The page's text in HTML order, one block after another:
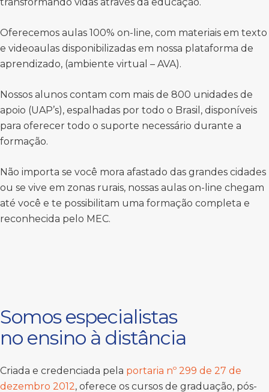
Oferecemos aulas 100% on-line, com materiais em texto
e videoaulas disponibilizadas em nossa plataforma de
aprendizado, (ambiente virtual – AVA).
Nossos alunos contam com mais de 800 unidades de
apoio (UAP’s), espalhadas por todo o Brasil, disponíveis
para oferecer todo o suporte necessário durante a
formação.
Não importa se você mora afastado das grandes cidades
ou se vive em zonas rurais, nossas aulas on-line chegam
até você e te possibilitam uma formação completa e
reconhecida pelo MEC.
Somos especialistas
no ensino à distância
Criada e credenciada pela portaria nº 299 de 27 de
dezembro 2012, oferece os cursos de graduação, pós-